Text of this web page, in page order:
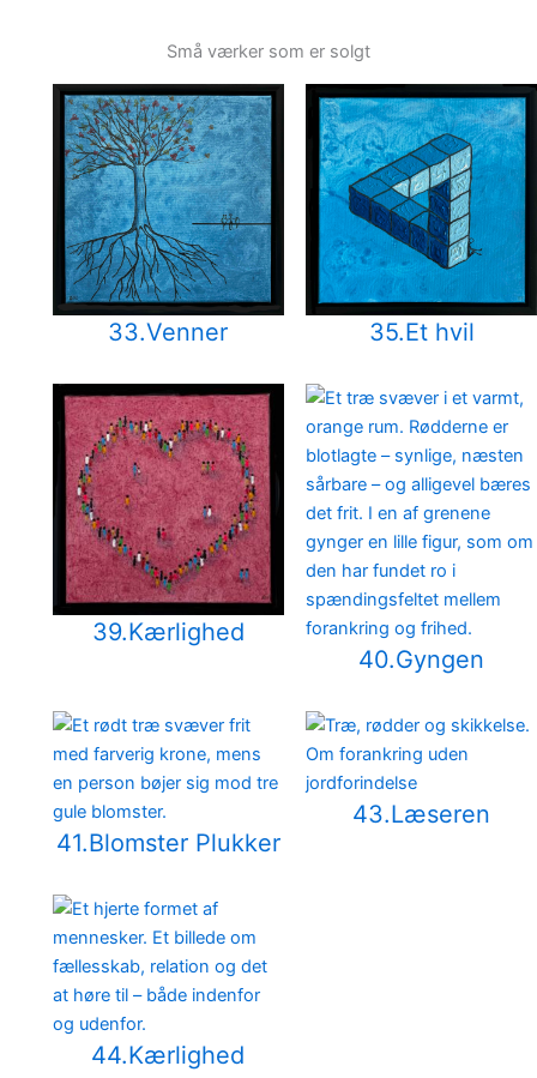
Små værker som er solgt
33.Venner 35.Et hvil
39.Kærlighed
40.Gyngen
41.Blomster Plukker
43.Læseren
44.Kærlighed